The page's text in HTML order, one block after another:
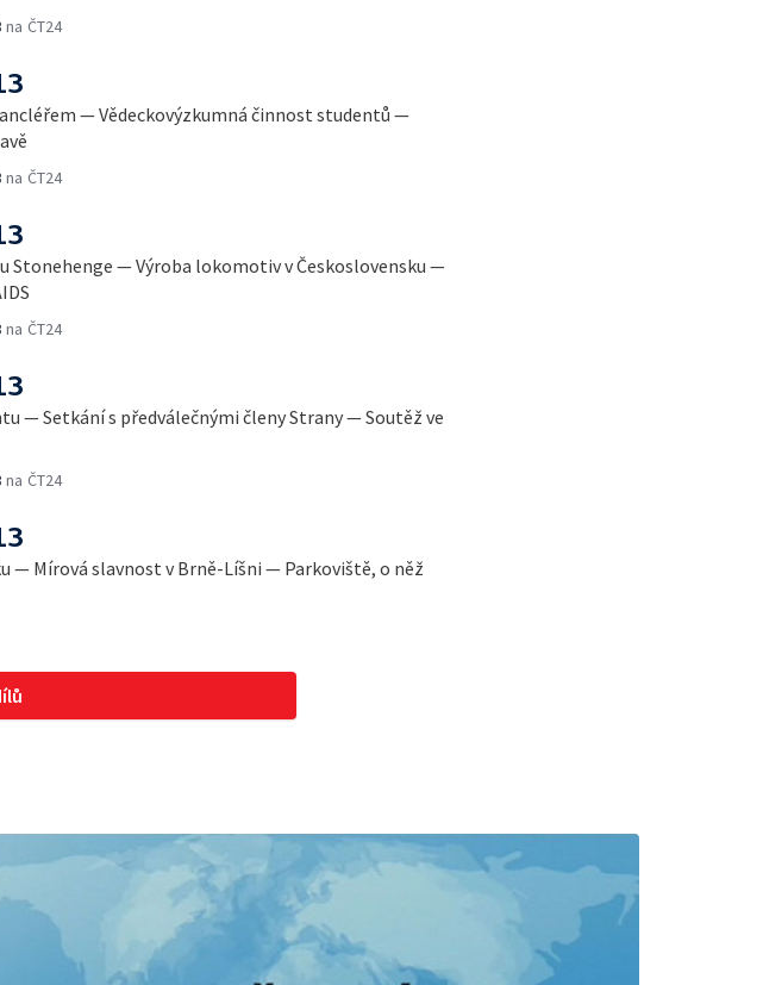
na ČT24
— Vědeckovýzkumná činnost studentů —
na ČT24
Stonehenge — Výroba lokomotiv v Československu —
na ČT24
— Setkání s předválečnými členy Strany — Soutěž ve
na ČT24
— Mírová slavnost v Brně-Líšni — Parkoviště, o něž